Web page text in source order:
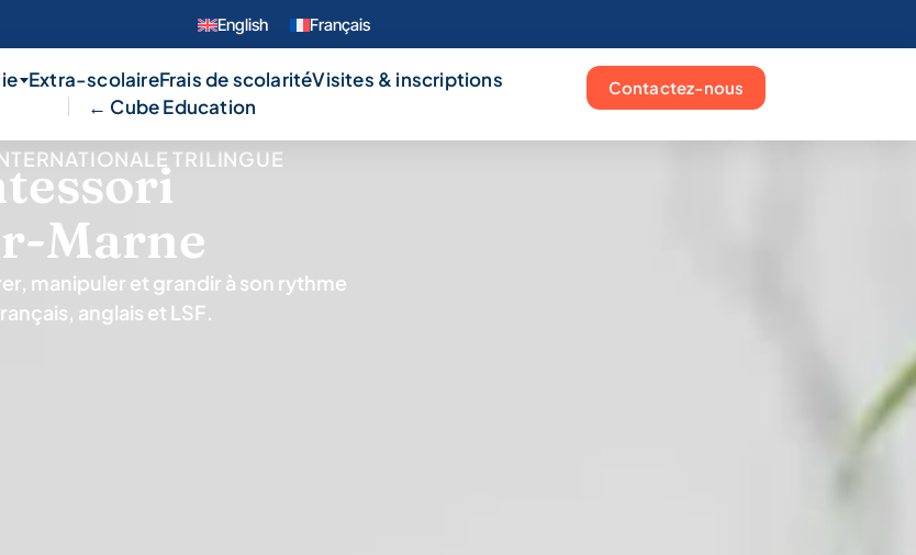
English Français
Extra-scolaireFrais de scolaritéVisites & inscriptions
← Cube Education
Contactez-nous
TRILINGUE
Marne
manipuler et grandir à son rythme
anglais et LSF.